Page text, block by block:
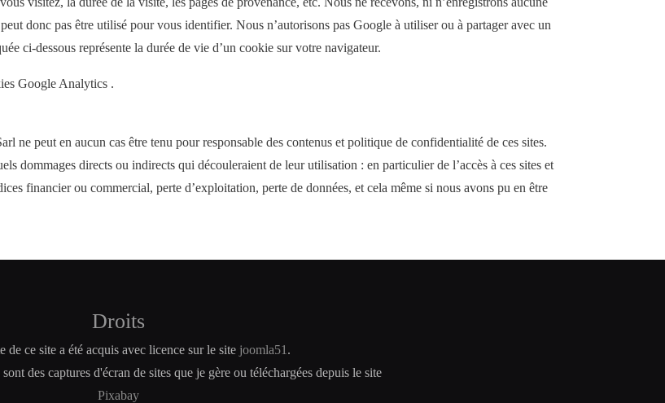
donc pas être utilisé pour vous identifier. Nous n’autorisons pas Google à utiliser ou à partager avec un
ci-dessous représente la durée de vie d’un cookie sur votre navigateur.
Google Analytics .
ne peut en aucun cas être tenu pour responsable des contenus et politique de confidentialité de ces sites.
dommages directs ou indirects qui découleraient de leur utilisation : en particulier de l’accès à ces sites et
financier ou commercial, perte d’exploitation, perte de données, et cela même si nous avons pu en être
Droits
de ce site a été acquis avec licence sur le site joomla51 .
des captures d'écran de sites que je gère ou téléchargées depuis le site
Pixabay